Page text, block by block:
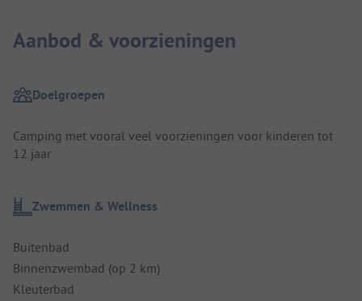
Aanbod & voorzieningen
Doelgroepen
Camping met vooral veel voorzieningen voor kinderen tot
12 jaar
Zwemmen & Wellness
Buitenbad
Binnenzwembad (op 2 km)
Kleuterbad